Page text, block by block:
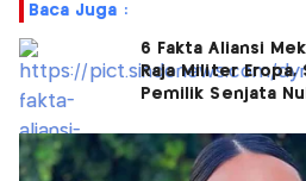
Baca Juga :
6 Fakta Aliansi
Raja Militer Eropa,
Pemilik Senjata